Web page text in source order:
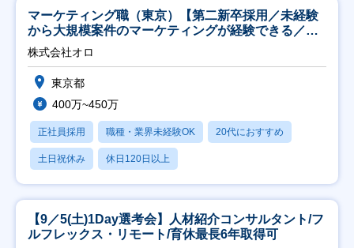
マーケティング職（東京）【第二新卒採用／未経験
から大規模案件のマーケティングが経験できる／研
修充実】
株式会社オロ
東京都
400万~450万
正社員採用 職種・業界未経験OK 20代におすすめ
土日祝休み 休日120日以上
【9／5(土)1Day選考会】人材紹介コンサルタント/フ
ルフレックス・リモート/育休最長6年取得可